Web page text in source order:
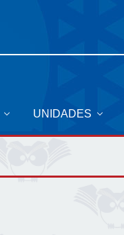
UNIDADES